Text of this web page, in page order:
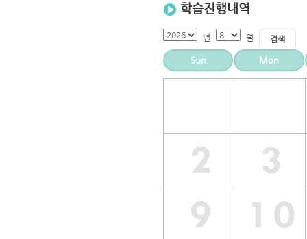
학습진행내역
년 월 검색
Sun Mon